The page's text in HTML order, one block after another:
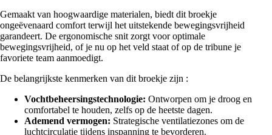
Gemaakt van hoogwaardige materialen, biedt dit broekje
ongeëvenaard comfort terwijl het uitstekende bewegingsvrijheid
garandeert. De ergonomische snit zorgt voor optimale
bewegingsvrijheid, of je nu op het veld staat of op de tribune je
favoriete team aanmoedigt.
De belangrijkste kenmerken van dit broekje zijn :
Vochtbeheersingstechnologie: Ontworpen om je droog en
comfortabel te houden, zelfs op de heetste dagen.
Ademend vermogen: Strategische ventilatiezones om de
luchtcirculatie tijdens inspanning te bevorderen.